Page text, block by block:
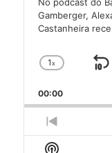
Gamberger,
Castanheira
Change
Rate
1x
00:00
Previous
Episode
Show